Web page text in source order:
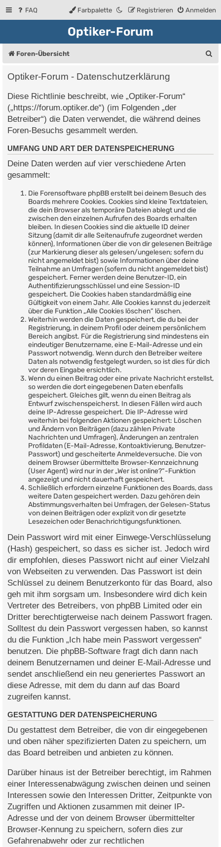
FAQ Anmelden
Registrieren
Farbpalette
Optiker-Forum
Foren-Übersicht
Optiker-Forum - Datenschutzerklärung
Diese Richtlinie beschreibt, wie „Optiker-Forum“
(„https://forum.optiker.de“) (im Folgenden „der
Betreiber“) die Daten verwendet, die während deines
Foren-Besuchs gesammelt werden.
UMFANG UND ART DER DATENSPEICHERUNG
Deine Daten werden auf vier verschiedene Arten
gesammelt:
Die Forensoftware phpBB erstellt bei deinem Besuch des
Boards mehrere Cookies. Cookies sind kleine Textdateien,
die dein Browser als temporäre Dateien ablegt und die
zwischen den einzelnen Aufrufen des Boards erhalten
bleiben. In diesen Cookies sind die aktuelle ID deiner
Sitzung (damit dir alle Seitenaufrufe zugeordnet werden
können), Informationen über die von dir gelesenen Beiträge
(zur Markierung dieser als gelesen/ungelesen; sofern du
nicht angemeldet bist) sowie Informationen über deine
Teilnahme an Umfragen (sofern du nicht angemeldet bist)
gespeichert. Ferner werden deine Benutzer-ID, ein
Authentifizierungsschlüssel und eine Session-ID
gespeichert. Die Cookies haben standardmäßig eine
Gültigkeit von einem Jahr. Alle Cookies kannst du jederzeit
über die Funktion „Alle Cookies löschen“ löschen.
Weiterhin werden die Daten gespeichert, die du bei der
Registrierung, in deinem Profil oder deinem persönlichem
Bereich angibst. Für die Registrierung sind mindestens ein
eindeutiger Benutzername, eine E-Mail-Adresse und ein
Passwort notwendig. Wenn durch den Betreiber weitere
Daten als notwendig festgelegt wurden, so ist dies für dich
vor deren Eingabe ersichtlich.
Wenn du einen Beitrag oder eine private Nachricht erstellst,
so werden die dort eingegebenen Daten ebenfalls
gespeichert. Gleiches gilt, wenn du einen Beitrag als
Entwurf zwischenspeicherst. In diesen Fällen wird auch
deine IP-Adresse gespeichert. Die IP-Adresse wird
weiterhin bei folgenden Aktionen gespeichert: Löschen
und Ändern von Beiträgen (dazu zählen Private
Nachrichten und Umfragen), Änderungen an zentralen
Profildaten (E-Mail-Adresse, Kontoaktivierung, Benutzer-
Passwort) und gescheiterte Anmeldeversuche. Die von
deinem Browser übermittelte Browser-Kennzeichnung
(User Agent) wird nur in der „Wer ist online?“-Funktion
angezeigt und nicht dauerhaft gespeichert.
Schließlich erfordern einzelne Funktionen des Boards, dass
weitere Daten gespeichert werden. Dazu gehören dein
Abstimmungsverhalten bei Umfragen, der Gelesen-Status
von deinen Beiträgen oder explizit von dir gesetzte
Lesezeichen oder Benachrichtigungsfunktionen.
Dein Passwort wird mit einer Einwege-Verschlüsselung
(Hash) gespeichert, so dass es sicher ist. Jedoch wird
dir empfohlen, dieses Passwort nicht auf einer Vielzahl
von Webseiten zu verwenden. Das Passwort ist dein
Schlüssel zu deinem Benutzerkonto für das Board, also
geh mit ihm sorgsam um. Insbesondere wird dich kein
Vertreter des Betreibers, von phpBB Limited oder ein
Dritter berechtigterweise nach deinem Passwort fragen.
Solltest du dein Passwort vergessen haben, so kannst
du die Funktion „Ich habe mein Passwort vergessen“
benutzen. Die phpBB-Software fragt dich dann nach
deinem Benutzernamen und deiner E-Mail-Adresse und
sendet anschließend ein neu generiertes Passwort an
diese Adresse, mit dem du dann auf das Board
zugreifen kannst.
GESTATTUNG DER DATENSPEICHERUNG
Du gestattest dem Betreiber, die von dir eingegebenen
und oben näher spezifizierten Daten zu speichern, um
das Board betreiben und anbieten zu können.
Darüber hinaus ist der Betreiber berechtigt, im Rahmen
einer Interessenabwägung zwischen deinen und seinen
Interessen sowie den Interessen Dritter, Zeitpunkte von
Zugriffen und Aktionen zusammen mit deiner IP-
Adresse und der von deinem Browser übermittelter
Browser-Kennung zu speichern, sofern dies zur
Gefahrenabwehr oder zur rechtlichen